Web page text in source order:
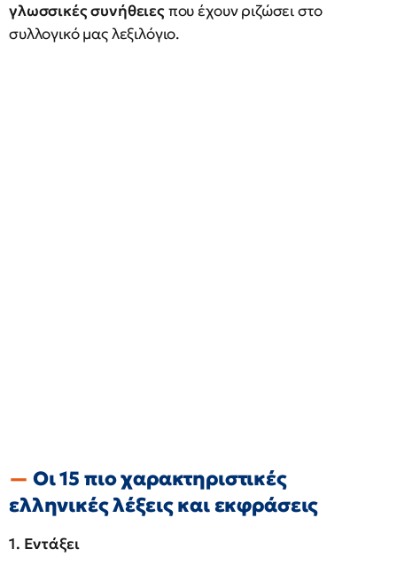
γλωσσικές συνήθειεςπου έχουν ριζώσει στο
συλλογικό μας λεξιλόγιο.
Οι 15 πιο χαρακτηριστικές
ελληνικές λέξεις και εκφράσεις
1. Εντάξει